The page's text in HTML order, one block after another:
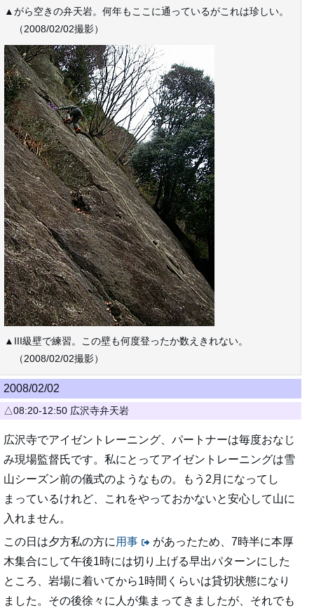
▲がら空きの弁天岩。何年もここに通っているがこれは珍しい。
（2008/02/02撮影）
▲III級壁で練習。この壁も何度登ったか数えきれない。
（2008/02/02撮影）
2008/02/02
△08:20-12:50 広沢寺弁天岩
広沢寺でアイゼントレーニング、パートナーは毎度おなじ
み現場監督氏です。私にとってアイゼントレーニングは雪
山シーズン前の儀式のようなもの。もう2月になってし
まっているけれど、これをやっておかないと安心して山に
入れません。
この日は夕方私の方に 用事
があったため、7時半に本厚
木集合にして午後1時には切り上げる早出パターンにした
ところ、岩場に着いてから1時間くらいは貸切状態になり
ました。その後徐々に人が集まってきましたが、それでも